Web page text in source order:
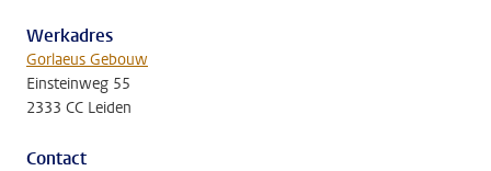
Werkadres
Gorlaeus Gebouw
Einsteinweg 55
2333 CC Leiden
Contact